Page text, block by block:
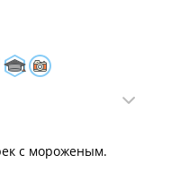
с мороженым.